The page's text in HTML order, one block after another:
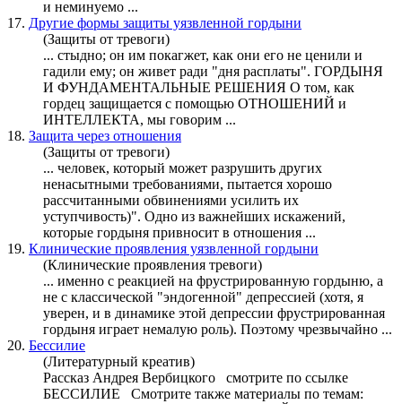
и неминуемо ...
17. Другие формы защиты уязвленной гордыни
(Защиты от тревоги)
... стыдно; он им покагжет, как они его не ценили и
гадили ему; он живет ради "дня расплаты". ГОРДЫНЯ
И ФУНДАМЕНТАЛЬНЫЕ РЕШЕНИЯ О том, как
гордец защищается с помощью ОТНОШЕНИЙ и
ИНТЕЛЛЕКТА, мы говорим ...
18. Защита через отношения
(Защиты от тревоги)
... человек, который может разрушить других
ненасытными требованиями, пытается хорошо
рассчитанными обвинениями усилить их
уступчивость)". Одно из важнейших искажений,
которые гордыня привносит в отношения ...
19. Клинические проявления уязвленной гордыни
(Клинические проявления тревоги)
... именно с реакцией на фрустрированную гордыню, а
не с классической "эндогенной" депрессией (хотя, я
уверен, и в динамике этой депрессии фрустрированная
гордыня играет немалую роль). Поэтому чрезвычайно ...
20. Бессилие
(Литературный креатив)
Рассказ Андрея Вербицкого смотрите по ссылке
БЕССИЛИЕ Смотрите также материалы по темам: